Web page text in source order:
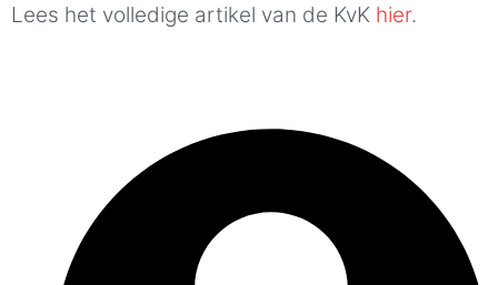
Lees het volledige artikel van de KvK hier.